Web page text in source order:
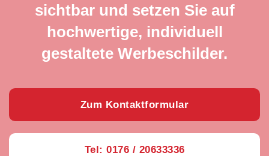
sichtbar und setzen Sie auf
hochwertige, individuell
gestaltete Werbeschilder.
Zum Kontaktformular
Tel: 0176 / 20633336